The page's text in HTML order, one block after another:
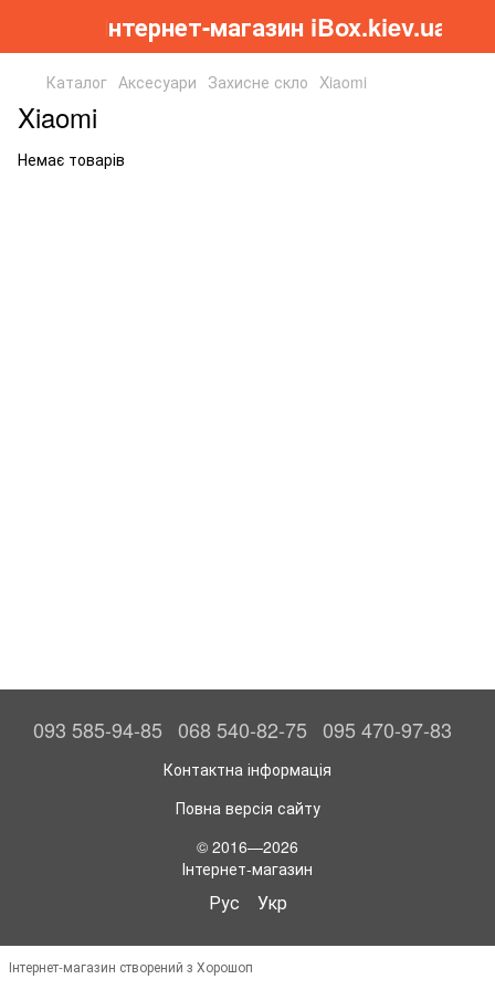
Інтернет-магазин iBox.kiev.ua
Каталог Аксесуари Захисне скло Xiaomi
Xiaomi
Немає товарів
093 585-94-85 068 540-82-75 095 470-97-83
Контактна інформація
Повна версія сайту
© 2016—2026
Інтернет-магазин
Рус Укр
Інтернет-магазин створений з Хорошоп